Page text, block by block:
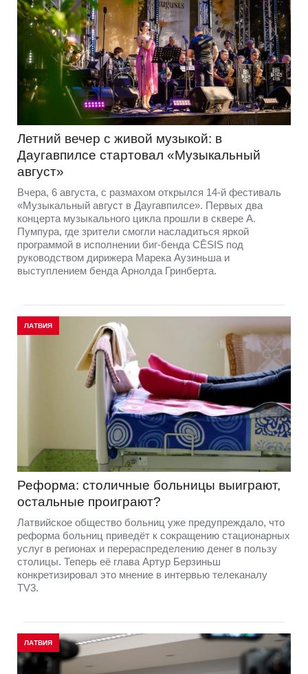
Летний вечер с живой музыкой: в
Даугавпилсе стартовал «Музыкальный
август»
Вчера, 6 августа, с размахом открылся 14-й фестиваль
«Музыкальный август в Даугавпилсе». Первых два
концерта музыкального цикла прошли в сквере А.
Пумпура, где зрители смогли насладиться яркой
программой в исполнении биг-бенда CĒSIS под
руководством дирижера Марека Аузиньша и
выступлением бенда Арнолда Гринберта.
ЛАТВИЯ
Реформа: столичные больницы выиграют,
остальные проиграют?
Латвийское общество больниц уже предупреждало, что
реформа больниц приведёт к сокращению стационарных
услуг в регионах и перераспределению денег в пользу
столицы. Теперь её глава Артур Берзиньш
конкретизировал это мнение в интервью телеканалу
TV3.
ЛАТВИЯ